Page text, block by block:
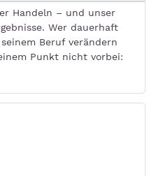
Handeln – und unser
Wer dauerhaft
Beruf verändern
Punkt nicht vorbei: